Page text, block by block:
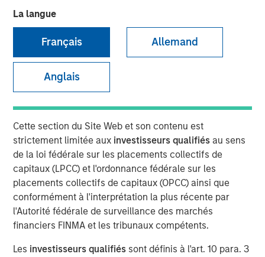
La langue
Français Allemand
Anglais
Cette section du Site Web et son contenu est
strictement limitée aux investisseurs qualifiésau sens
de la loi fédérale sur les placements collectifs de
capitaux (LPCC) et l'ordonnance fédérale sur les
placements collectifs de capitaux (OPCC) ainsi que
conformément à l'interprétation la plus récente par
l'Autorité fédérale de surveillance des marchés
financiers FINMA et les tribunaux compétents.
Les investisseurs qualifiés sont définis à l'art. 10 para. 3
(CRISPR) is a new tool for genetic research that allows
replace or delete those segments. It enables scientists to
alter organisms for either therapeutic or research
purposes, both before and after they have developed. For
investors, it has the potential to birth new industries and
disrupt existing medical treatments.
Télécharger le PDF
Counterpoint Global
Counterpoint Global’s culture fosters collaboration,
creativity, continued development and differentiated
thinking.